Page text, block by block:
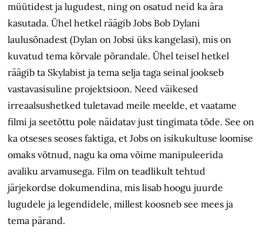
müütidest ja lugudest, ning on osatud neid ka ära
kasutada. Ühel hetkel räägib Jobs Bob Dylani
laulusõnadest (Dylan on Jobsi üks kangelasi), mis on
kuvatud tema kõrvale põrandale. Ühel teisel hetkel
räägib ta Skylabist ja tema selja taga seinal jookseb
vastavasisuline projektsioon. Need väikesed
irreaalsushetked tuletavad meile meelde, et vaatame
filmi ja seetõttu pole näidatav just tingimata tõde. See on
ka otseses seoses faktiga, et Jobs on isikukultuse loomise
omaks võtnud, nagu ka oma võime manipuleerida
avaliku arvamusega. Film on teadlikult tehtud
järjekordse dokumendina, mis lisab hoogu juurde
lugudele ja legendidele, millest koosneb see mees ja
tema pärand.